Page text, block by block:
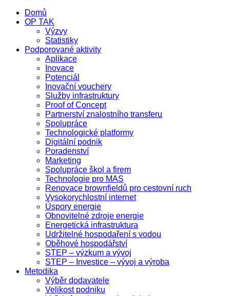
Domů
OP TAK
Výzvy
Statistiky
Podporované aktivity
Aplikace
Inovace
Potenciál
Inovační vouchery
Služby infrastruktury
Proof of Concept
Partnerství znalostního transferu
Spolupráce
Technologické platformy
Digitální podnik
Poradenství
Marketing
Spolupráce škol a firem
Technologie pro MAS
Renovace brownfieldů pro cestovní ruch
Vysokorychlostní internet
Úspory energie
Obnovitelné zdroje energie
Energetická infrastruktura
Udržitelné hospodaření s vodou
Oběhové hospodářství
STEP – výzkum a vývoj
STEP – Investice – vývoj a výroba
Metodika
Výběr dodavatele
Velikost podniku